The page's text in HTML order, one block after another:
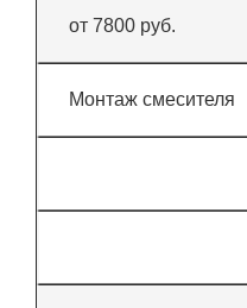
от 7800 руб.
Монтаж смесителя